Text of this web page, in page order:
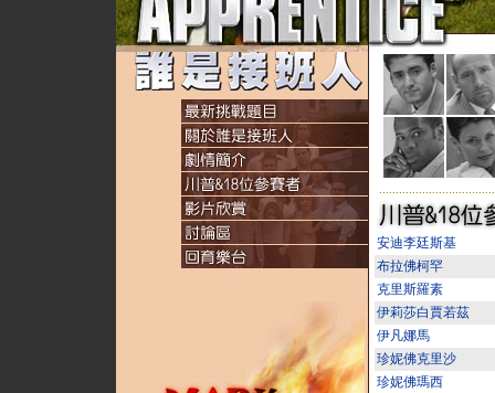
安迪李廷斯基
布拉佛柯罕
克里斯羅素
伊莉莎白賈若茲
伊凡娜馬
珍妮佛克里沙
珍妮佛瑪西